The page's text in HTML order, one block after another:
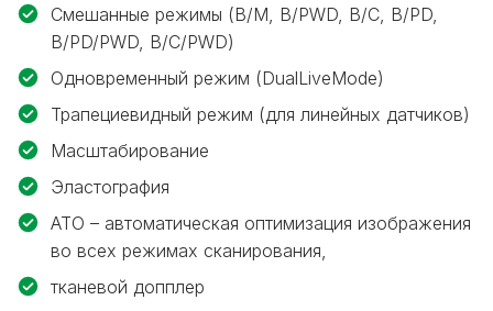
Смешанные режимы (B/M, B/PWD, B/C, B/PD,
B/PD/PWD, B/C/PWD)
Одновременный режим (DualLiveMode)
Трапециевидный режим (для линейных датчиков)
Масштабирование
Эластография
ATO – автоматическая оптимизация изображения
во всех режимах сканирования,
тканевой допплер